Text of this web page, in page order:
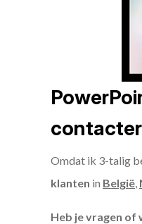
Omdat ik 3-talig
klanten in België,
Heb je vragen of